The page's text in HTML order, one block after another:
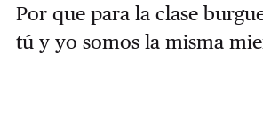
Por que para la clase
tú y yo somos la misma